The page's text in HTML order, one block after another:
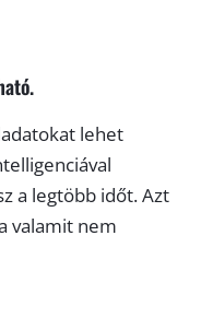
lehet
a legtöbb időt. Azt
valamit nem